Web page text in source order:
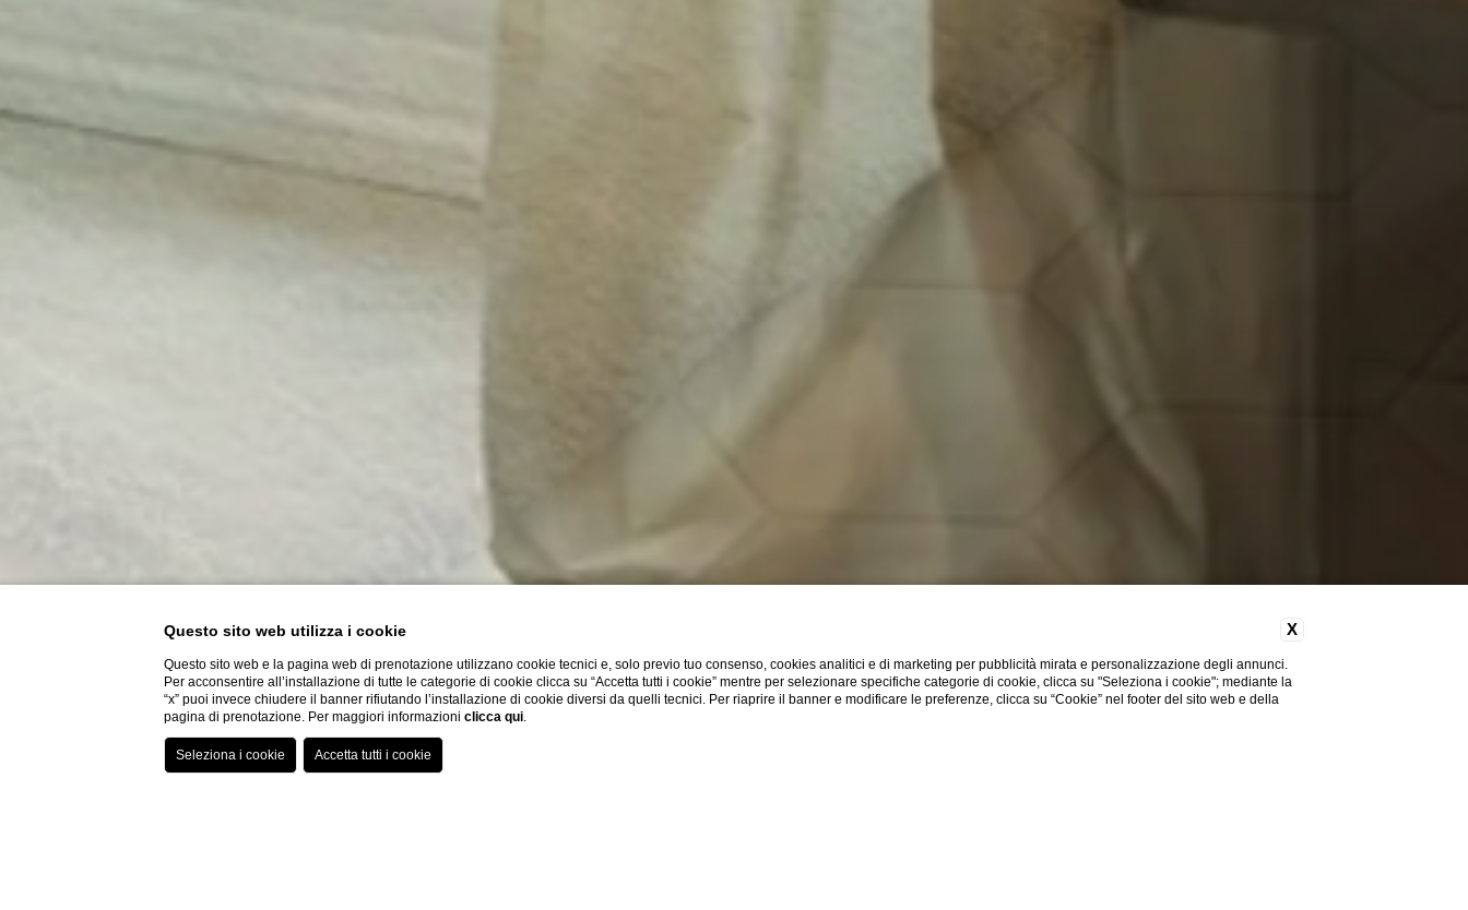
X
Questo sito web utilizza i cookie
Questo sito web e la pagina web di prenotazione utilizzano cookie tecnici e, solo previo tuo consenso, cookies analitici e di marketing per pubblicità mirata e personalizzazione degli annunci.
Per acconsentire all’installazione di tutte le categorie di cookie clicca su “Accetta tutti i cookie” mentre per selezionare specifiche categorie di cookie, clicca su "Seleziona i cookie"; mediante la
“x” puoi invece chiudere il banner rifiutando l’installazione di cookie diversi da quelli tecnici. Per riaprire il banner e modificare le preferenze, clicca su “Cookie” nel footer del sito web e della
pagina di prenotazione. Per maggiori informazioniclicca qui.